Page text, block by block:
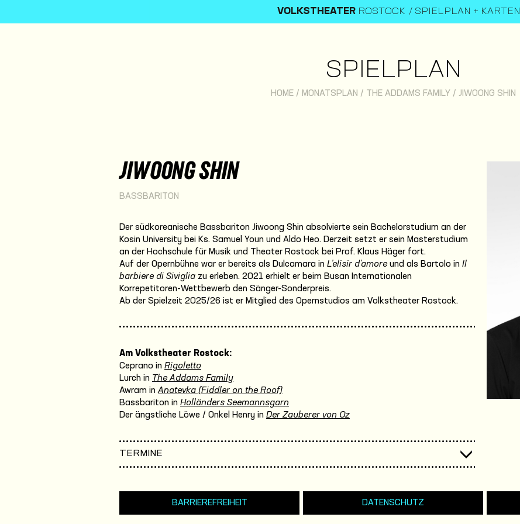
VOLKSTHEATER ROSTOCK SPIELPLAN + KARTEN
SPIELPLAN
HOME/ MONATSPLAN / THE ADDAMS FAMILY / JIWOONG SHIN
JIWOONG SHIN
BASSBARITON
Der südkoreanische Bassbariton Jiwoong Shin absolvierte sein Bachelorstudium an der
Kosin University bei Ks. Samuel Youn und Aldo Heo. Derzeit setzt er sein Masterstudium
an der Hochschule für Musik und Theater Rostock bei Prof. Klaus Häger fort.
Auf der Opernbühne war er bereits als Dulcamara in L’elisir d’amore und als Bartolo in Il
barbiere di Siviglia zu erleben. 2021 erhielt er beim Busan Internationalen
Korrepetitoren-Wettbewerb den Sänger-Sonderpreis.
Ab der Spielzeit 2025/26 ist er Mitglied des Opernstudios am Volkstheater Rostock.
Am Volkstheater Rostock:
Ceprano in Rigoletto
Lurch in The Addams Family
Awram in Anatevka (Fiddler on the Roof)
Bassbariton in Holländers Seemannsgarn
Der ängstliche Löwe / Onkel Henry in Der Zauberer von Oz
TERMINE
BARRIEREFREIHEIT DATENSCHUTZ